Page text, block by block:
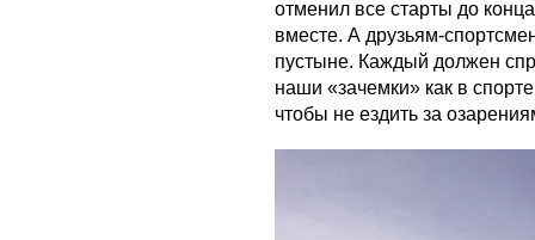
отменил все старты до
вместе. А друзьям-
пустыне. Каждый должен
наши «зачемки» как в
чтобы не ездить за